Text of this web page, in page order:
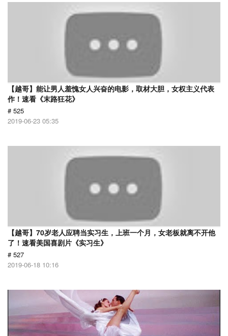
【越哥】能让男人羞愧女人兴奋的电影，取材大胆，女权主义代表
作！速看《末路狂花》
# 525
2019-06-23 05:35
【越哥】70岁老人应聘当实习生，上班一个月，女老板就离不开他
了！速看美国喜剧片《实习生》
# 527
2019-06-18 10:16